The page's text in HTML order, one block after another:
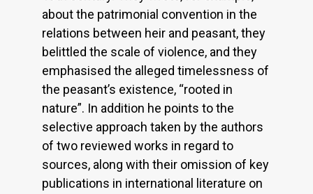
about the patrimonial convention in the
relations between heir and peasant, they
belittled the scale of violence, and they
emphasised the alleged timelessness of
the peasant’s existence, “rooted in
nature”. In addition he points to the
selective approach taken by the authors
of two reviewed works in regard to
sources, along with their omission of key
publications in international literature on